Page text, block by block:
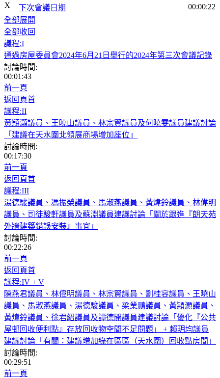
X
下次會議日期
00:00:22
全部展開
全部收回
議程:I
通過房屋委員會2024年6月21日舉行的2024年第三次會議記錄
討論時間:
00:01:43
前一頁
返回頁首
議程:II
黃頴灝議員、王曉山議員、林宗賢議員及何曉雯議員建議討論
「建議在天水圍北領展商場增加座位」
討論時間:
00:17:30
前一頁
返回頁首
議程:III
湯德駿議員、馮振榮議員、馬淑燕議員、黃煒鈴議員、林偉明
議員、司徒駿軒議員及蘇淵議員建議討論「關於跟進『朗天苑
外牆建築錯誤安裝』事宜」
討論時間:
00:22:26
前一頁
返回頁首
議程:IV + V
陳燕君議員、林偉明議員、林宗賢議員、劉桂容議員、王曉山
議員、馬淑燕議員、湯德駿議員、梁業鵬議員、黃頴灝議員、
黃煒鈴議員、徐君紹議員及譚德開議員建議討論「優化『公共
屋邨回收便利點』存放回收物空間不足問題」 + 賴玥均議員
建議討論「有關：建議增加綠在區區（天水圍）回收點房間」
討論時間:
00:29:51
前一頁